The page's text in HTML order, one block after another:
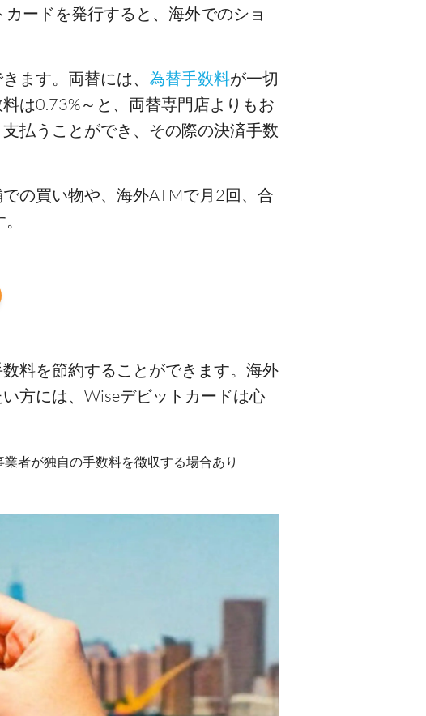
ードを発行すると、海外でのショ
ます。両替には、 為替手数料が一切
は0.73%～と、両替専門店よりもお
払うことができ、その際の決済手数
の買い物や、海外ATMで月2回、合
料を節約することができます。海外
方には、Wiseデビットカードは心
者が独自の手数料を徴収する場合あり